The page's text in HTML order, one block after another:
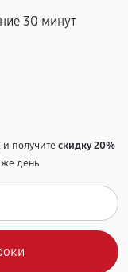
30 минут
получитескидку 20%
же день